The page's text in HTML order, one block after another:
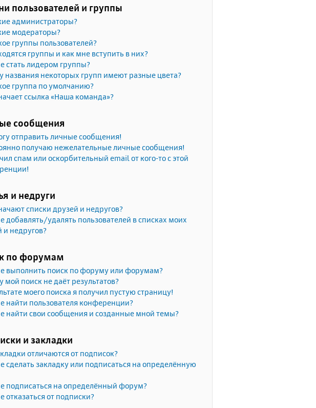
пользователей и группы
администраторы?
модераторы?
группы пользователей?
группы и как мне вступить в них?
стать лидером группы?
названия некоторых групп имеют разные цвета?
группа по умолчанию?
ссылка «Наша команда»?
сообщения
отправить личные сообщения!
получаю нежелательные личные сообщения!
спам или оскорбительный email от кого-то с этой
и недруги
списки друзей и недругов?
добавлять/удалять пользователей в списках моих
и недругов?
по форумам
выполнить поиск по форуму или форумам?
мой поиск не даёт результатов?
моего поиска я получил пустую страницу!
найти пользователя конференции?
найти свои сообщения и созданные мной темы?
и закладки
отличаются от подписок?
сделать закладку или подписаться на определённую
подписаться на определённый форум?
отказаться от подписки?